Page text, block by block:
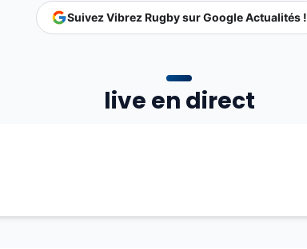
Suivez Vibrez Rugby sur Google Actualités !
live en direct